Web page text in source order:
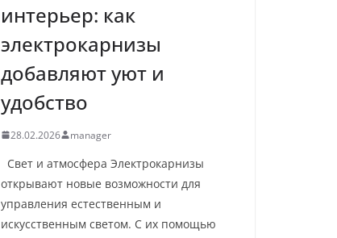
интерьер: как
электрокарнизы
добавляют уют и
удобство
28.02.2026 manager
Свет и атмосфера Электрокарнизы
открывают новые возможности для
управления естественным и
искусственным светом. С их помощью